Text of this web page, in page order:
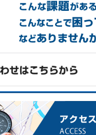
こんなことで困っている、な
らから